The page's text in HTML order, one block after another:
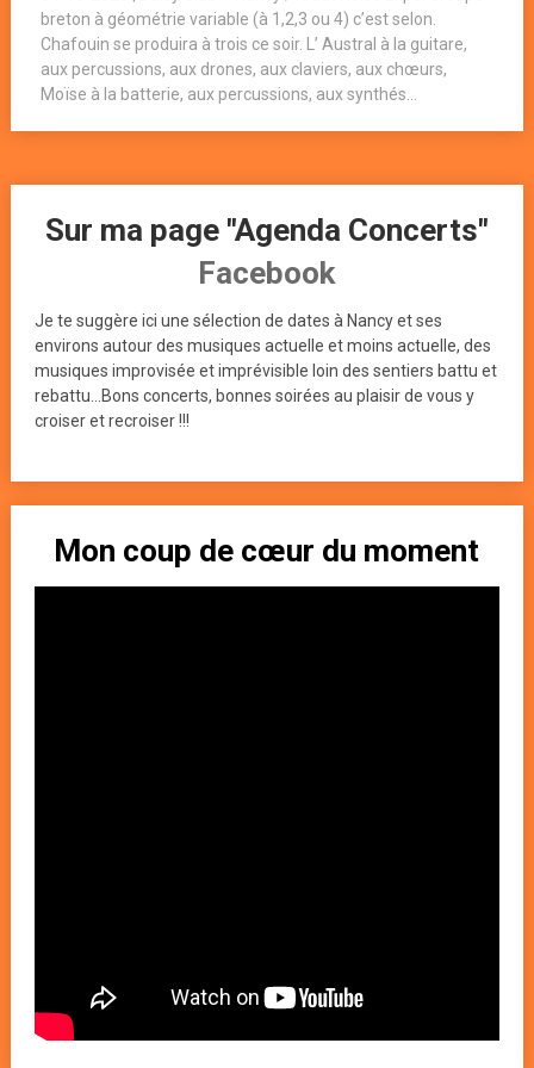
breton à géométrie variable (à 1,2,3 ou 4) c’est selon.
Chafouin se produira à trois ce soir. L’ Austral à la guitare,
aux percussions, aux drones, aux claviers, aux chœurs,
Moïse à la batterie, aux percussions, aux synthés...
Sur ma page "Agenda Concerts"
Facebook
Je te suggère ici une sélection de dates à Nancy et ses
environs autour des musiques actuelle et moins actuelle, des
musiques improvisée et imprévisible loin des sentiers battu et
rebattu...Bons concerts, bonnes soirées au plaisir de vous y
croiser et recroiser !!!
Mon coup de cœur du moment